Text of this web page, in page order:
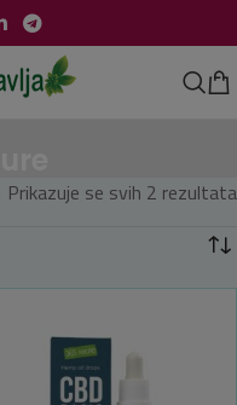
Prikazuje se svih 2 rezultata